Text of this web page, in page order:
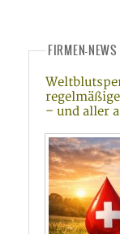
FIRMEN-NEWS
– und aller